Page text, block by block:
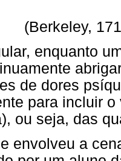
(Berkeley,
enquanto
de dores
para incluir
ou seja, das
envolveu a